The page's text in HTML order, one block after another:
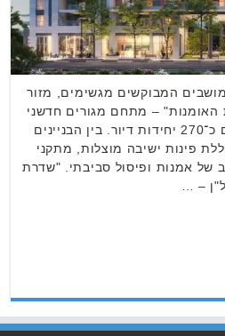
המבוקשים מגשימים, מזור
האומנות" – מתחם מגורים חדשני
הכולל ארבעה בניינים ובתוכם כ־270 יחידות דיור. בין הבניינים
פינות ישיבה מוצלות, מתקני
של אמנות ופיסול סביבתי. "שדרת
– …